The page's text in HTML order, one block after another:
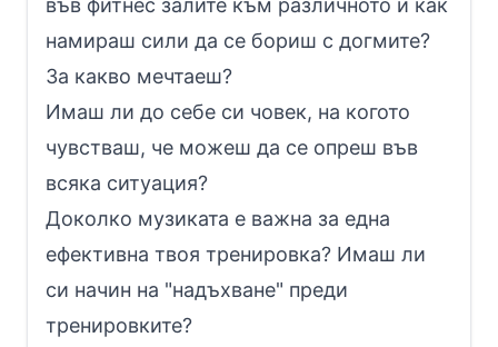
намираш сили да се бориш с догмите?
За какво мечтаеш?
Имаш ли до себе си човек, на когото
чувстваш, че можеш да се опреш във
всяка ситуация?
Доколко музиката е важна за една
ефективна твоя тренировка? Имаш ли
си начин на "надъхване" преди
тренировките?